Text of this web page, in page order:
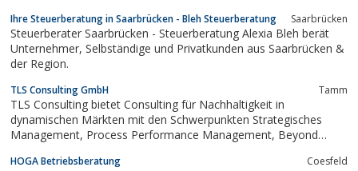
Sportbooten gemäß DVGW G 608- gewerblich genutzte
Flüssiggasanlagen gemäß DGUV Vorschrift 79-...
Ihre Steuerberatung in Saarbrücken - Bleh Steuerberatung Saarbrücken
Steuerberater Saarbrücken - Steuerberatung Alexia Bleh berät
Unternehmer, Selbständige und Privatkunden aus Saarbrücken &
der Region.
TLS Consulting GmbH Tamm
TLS Consulting bietet Consulting für Nachhaltigkeit in
dynamischen Märkten mit den Schwerpunkten Strategisches
Management, Process Performance Management, Beyond
Projektmanagement und Management auf Zeit
HOGA Betriebsberatung Coesfeld